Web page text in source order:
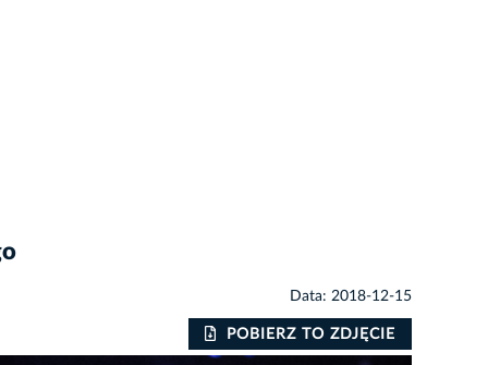
Data: 2018-12-15
POBIERZ TO ZDJĘCIE